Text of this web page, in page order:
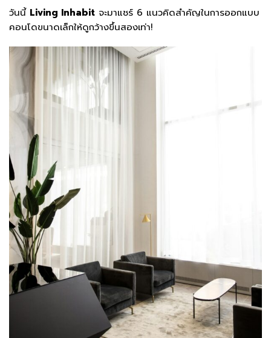
วันนี้ Living Inhabit จะมาแชร์ 6 แนวคิดสำคัญในการออกแบบ
คอนโดขนาดเล็กให้ดูกว้างขึ้นสองเท่า!